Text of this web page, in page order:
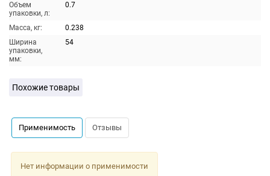
Объем
упаковки, л:
0.7
Масса, кг:
0.238
Ширина
упаковки,
мм:
54
Похожие товары
Применимость Отзывы
Нет информации о применимости